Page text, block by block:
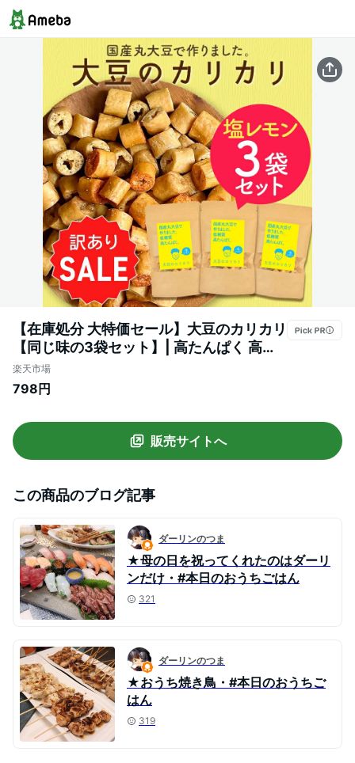
【在庫処分 大特価セール】大豆のカリカリ
【同じ味の3袋セット】| 高たんぱく 高タ
ンパク タンパク質 低糖質 糖質制限 糖質オ
フ 大豆 プロテイン イソフラボン 国産大豆
ク 大豆お菓子 大豆菓子 大豆スナック ダイ
エットおやつ
楽天市場
798円
販売サイトへ
この商品のブログ記事
ダーリンのつま
★母の日を祝ってくれたのはダーリ
ンだけ・#本日のおうちごはん
321
ダーリンのつま
★おうち焼き鳥・#本日のおうちご
はん
319